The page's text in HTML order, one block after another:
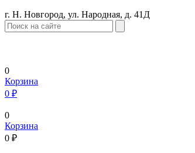
г. Н. Новгород, ул. Народная, д. 41Д
0
Корзина
0 ₽
0
Корзина
0 ₽